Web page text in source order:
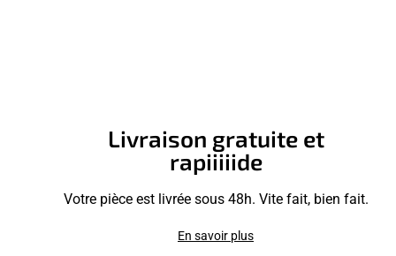
Livraison gratuite et
rapiiiiide
Votre pièce est livrée sous 48h. Vite fait, bien fait.
En savoir plus